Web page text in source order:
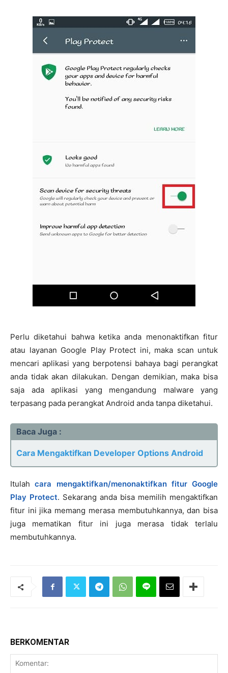
Perlu diketahui bahwa ketika anda menonaktifkan fitur
atau layanan Google Play Protect ini, maka scan untuk
mencari aplikasi yang berpotensi bahaya bagi perangkat
anda tidak akan dilakukan. Dengan demikian, maka bisa
saja ada aplikasi yang mengandung malware yang
terpasang pada perangkat Android anda tanpa diketahui.
Baca Juga :
Cara Mengaktifkan Developer Options Android
Itulahcara mengaktifkan/menonaktifkan fitur Google
Play Protect. Sekarang anda bisa memilih mengaktifkan
fitur ini jika memang merasa membutuhkannya, dan bisa
juga mematikan fitur ini juga merasa tidak terlalu
membutuhkannya.
BERKOMENTAR